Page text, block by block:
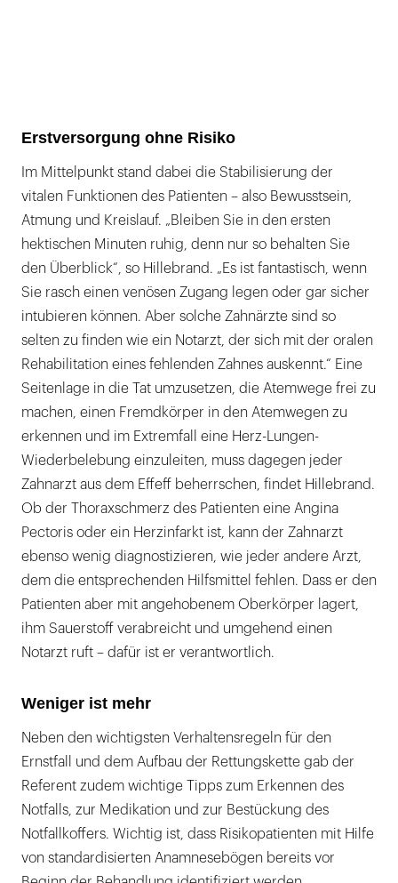
Erstversorgung ohne Risiko
Im Mittelpunkt stand dabei die Stabilisierung der
vitalen Funktionen des Patienten – also Bewusstsein,
Atmung und Kreislauf. „Bleiben Sie in den ersten
hektischen Minuten ruhig, denn nur so behalten Sie
den Überblick“, so Hillebrand. „Es ist fantastisch, wenn
Sie rasch einen venösen Zugang legen oder gar sicher
intubieren können. Aber solche Zahnärzte sind so
selten zu finden wie ein Notarzt, der sich mit der oralen
Rehabilitation eines fehlenden Zahnes auskennt.“ Eine
Seitenlage in die Tat umzusetzen, die Atemwege frei zu
machen, einen Fremdkörper in den Atemwegen zu
erkennen und im Extremfall eine Herz-Lungen-
Wiederbelebung einzuleiten, muss dagegen jeder
Zahnarzt aus dem Effeff beherrschen, findet Hillebrand.
Ob der Thoraxschmerz des Patienten eine Angina
Pectoris oder ein Herzinfarkt ist, kann der Zahnarzt
ebenso wenig diagnostizieren, wie jeder andere Arzt,
dem die entsprechenden Hilfsmittel fehlen. Dass er den
Patienten aber mit angehobenem Oberkörper lagert,
ihm Sauerstoff verabreicht und umgehend einen
Notarzt ruft – dafür ist er verantwortlich.
Weniger ist mehr
Neben den wichtigsten Verhaltensregeln für den
Ernstfall und dem Aufbau der Rettungskette gab der
Referent zudem wichtige Tipps zum Erkennen des
Notfalls, zur Medikation und zur Bestückung des
Notfallkoffers. Wichtig ist, dass Risikopatienten mit Hilfe
von standardisierten Anamnesebögen bereits vor